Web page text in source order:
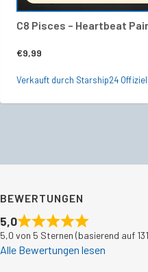
C8 Pisces – Heartbeat
€9,99
Verkauft durch Starship24
BEWERTUNGEN
5,0
5,0 von 5 Sternen (basierend auf
Alle Bewertungen lesen